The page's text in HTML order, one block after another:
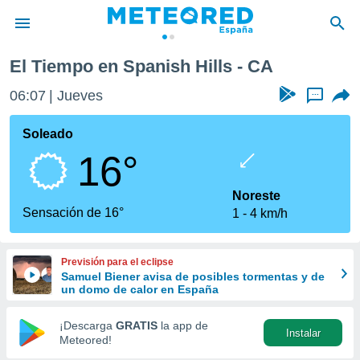
de
por
que se
calidad.
a este
las
y
forma
digital
basada
El Tiempo en Spanish Hills - CA
06:07 Jueves ...
Soleado
16°
Sensación de 16°
Noreste
1
4 km/h
Previsión para el eclipse
Samuel Biener avisa de posibles tormentas y de
un domo de calor en España
¡Descarga GRATIS la app de
Meteored!
Instalar